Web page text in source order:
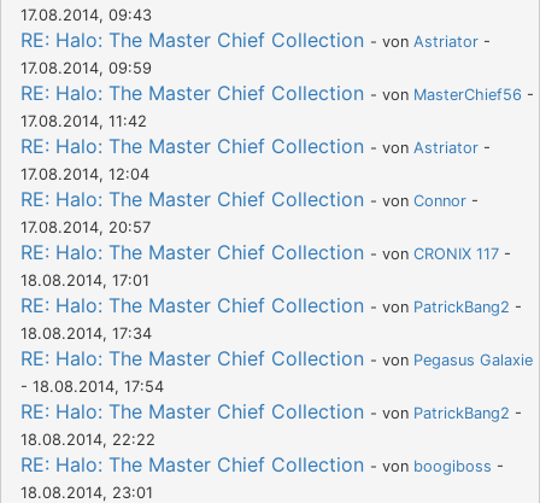
17.08.2014, 09:43
RE: Halo: The Master Chief Collection - von Astriator -
17.08.2014, 09:59
RE: Halo: The Master Chief Collection - von MasterChief56 -
17.08.2014, 11:42
RE: Halo: The Master Chief Collection - von Astriator -
17.08.2014, 12:04
RE: Halo: The Master Chief Collection - von Connor -
17.08.2014, 20:57
RE: Halo: The Master Chief Collection - von CRONIX 117 -
18.08.2014, 17:01
RE: Halo: The Master Chief Collection - von PatrickBang2 -
18.08.2014, 17:34
RE: Halo: The Master Chief Collection - von Pegasus Galaxie
- 18.08.2014, 17:54
RE: Halo: The Master Chief Collection - von PatrickBang2 -
18.08.2014, 22:22
RE: Halo: The Master Chief Collection - von boogiboss -
18.08.2014, 23:01